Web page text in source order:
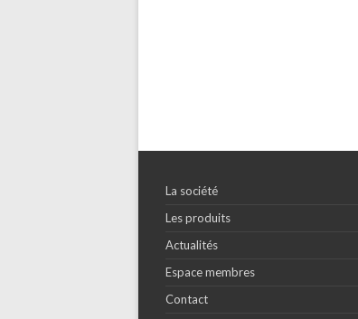
La société
Les produits
Actualités
Espace membres
Contact